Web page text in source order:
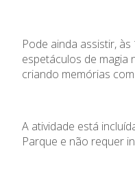
Pode ainda assistir,
espetáculos de magia
criando memórias
A atividade está
Parque e não requer